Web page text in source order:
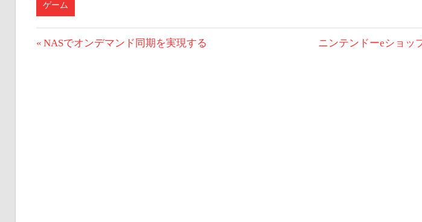
ゲーム
投
前
NASでオンデマンド同期を実現する
次
ニンテンドーeショッ